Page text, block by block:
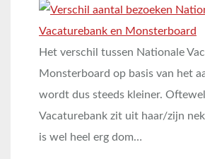
Het verschil tussen Nationale
Monsterboard op basis van het
wordt dus steeds kleiner.
Vacaturebank zit uit haar/zijn
is wel heel erg dom…